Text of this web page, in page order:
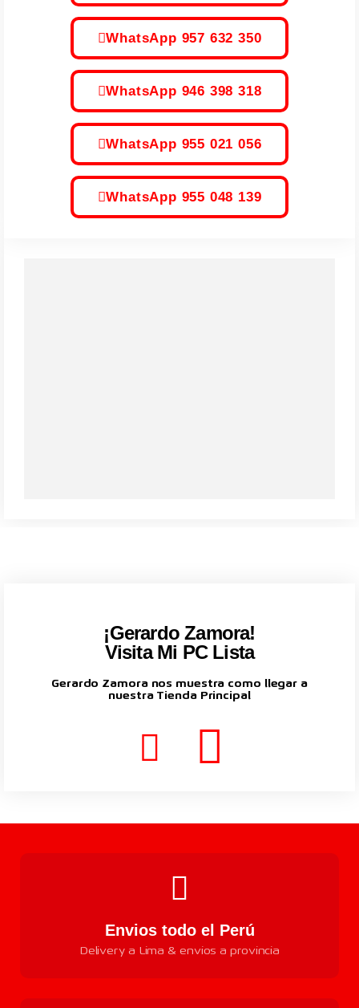
WhatsApp 957 632 350
WhatsApp 946 398 318
WhatsApp 955 021 056
WhatsApp 955 048 139
¡Gerardo Zamora!
Visita Mi PC Lista
Gerardo Zamora nos muestra como llegar a
nuestra Tienda Principal
Envios todo el Perú
Delivery a Lima & envios a provincia